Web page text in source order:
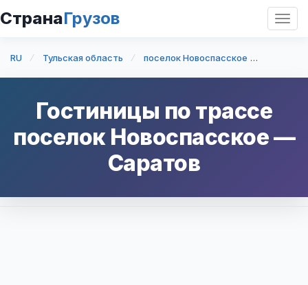
СтранаГрузов
RU Тульская область поселок Новоспасское
Гостиницы по трассе
поселок Новоспасское—
Саратов